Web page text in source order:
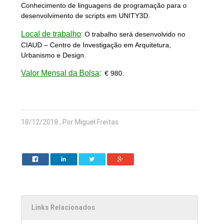
Conhecimento de linguagens de programação para o
desenvolvimento de scripts em UNITY3D.
Local de trabalho:O trabalho será desenvolvido no
CIAUD – Centro de Investigação em Arquitetura,
Urbanismo e Design.
Valor Mensal da Bolsa: € 980.
18/12/2018 , Por Miguel Freitas
Links Relacionados